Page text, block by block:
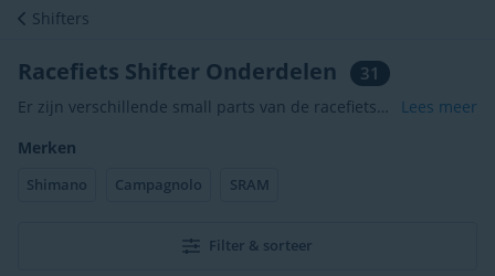
Shifters
Racefiets Shifter Onderdelen 31
Er zijn verschillende small parts van de racefiets
vallen met name remgreeprubbers (Shifter Covers)
en naamplaatjes. Deze remgreeprubbers rekken
licht op door de tijd heen, en kunnen los gaan
beschadigd bij valpartijen. Dit kan ervoor zorgen
Lees meer
Merken
Shimano Campagnolo SRAM
Filter & sorteer